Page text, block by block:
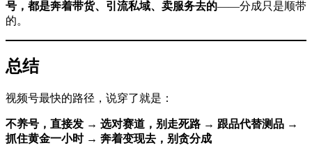
号，都是奔着带货、引流私域、卖服务去的——分成只是顺带
的。
总结
视频号最快的路径，说穿了就是：
不养号，直接发 → 选对赛道，别走死路 → 跟品代替测品 →
抓住黄金一小时 → 奔着变现去，别贪分成